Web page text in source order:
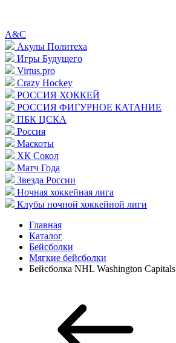
A&C
Акулы Политеха
Игры Будущего
Virtus.pro
Crazy Hockey
РОССИЯ ХОККЕЙ
РОССИЯ ФИГУРНОЕ КАТАНИЕ
ПБК ЦСКА
Россия
Маскоты
ХК Сокол
Матч Года
Звезда России
Ночная хоккейная лига
Клубы ночной хоккейной лиги
Главная
Каталог
Бейсболки
Мягкие бейсболки
Бейсболка NHL Washington Capitals